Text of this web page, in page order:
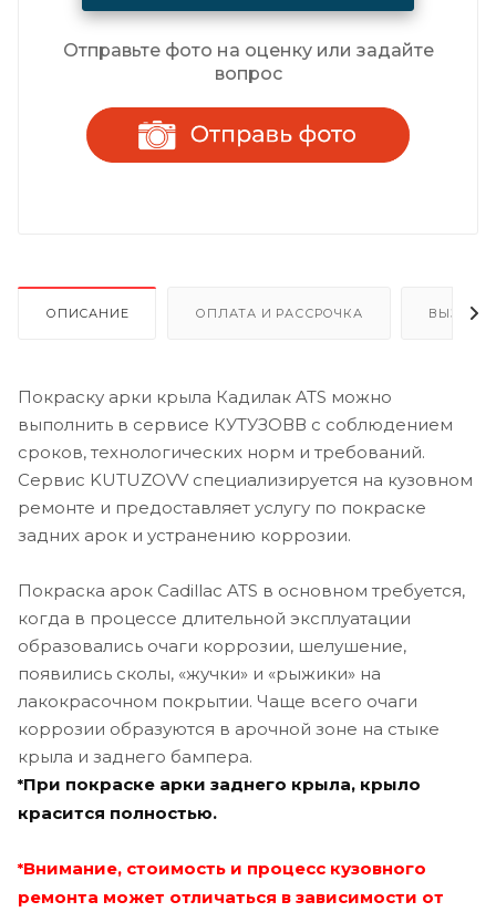
Отправьте фото на оценку или задайте
вопрос
ОПИСАНИЕ ОПЛАТА И РАССРОЧКА ВЫЗОВ
Покраску арки крыла Кадилак ATS можно
выполнить в сервисе КУТУЗОВВ с соблюдением
сроков, технологических норм и требований.
Сервис KUTUZOVV специализируется на кузовном
ремонте и предоставляет услугу по покраске
задних арок и устранению коррозии.
Покраска арок Cadillac ATS в основном требуется,
когда в процессе длительной эксплуатации
образовались очаги коррозии, шелушение,
появились сколы, «жучки» и «рыжики» на
лакокрасочном покрытии. Чаще всего очаги
коррозии образуются в арочной зоне на стыке
крыла и заднего бампера.
*При покраске арки заднего крыла, крыло
красится полностью.
*Внимание, стоимость и процесс кузовного
ремонта может отличаться в зависимости от